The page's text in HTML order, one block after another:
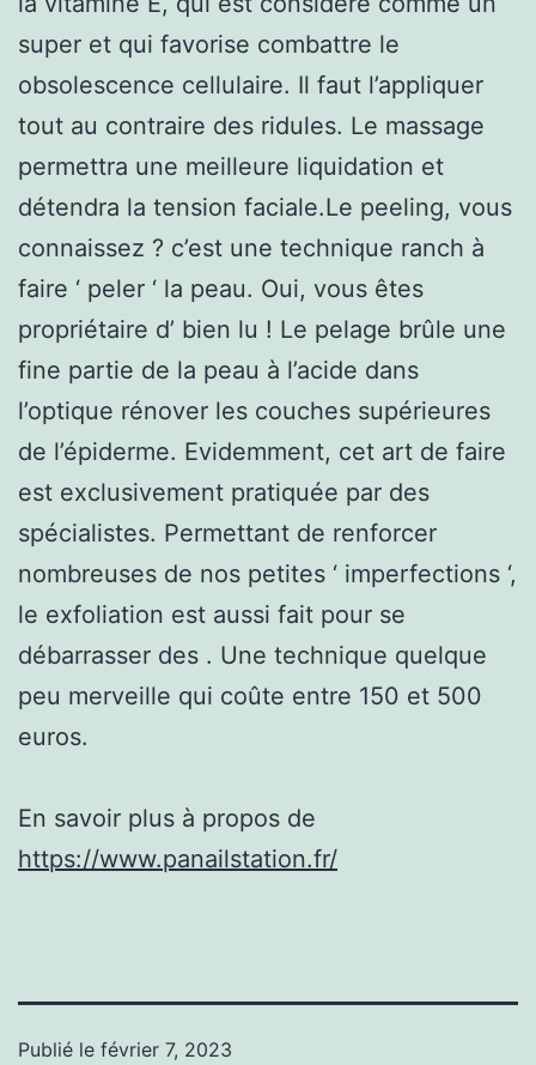
super et qui favorise combattre le
obsolescence cellulaire. Il faut l’appliquer
tout au contraire des ridules. Le massage
permettra une meilleure liquidation et
détendra la tension faciale.Le peeling, vous
connaissez ? c’est une technique ranch à
faire ‘ peler ‘ la peau. Oui, vous êtes
propriétaire d’ bien lu ! Le pelage brûle une
fine partie de la peau à l’acide dans
l’optique rénover les couches supérieures
de l’épiderme. Evidemment, cet art de faire
est exclusivement pratiquée par des
spécialistes. Permettant de renforcer
nombreuses de nos petites ‘ imperfections ‘,
le exfoliation est aussi fait pour se
débarrasser des . Une technique quelque
peu merveille qui coûte entre 150 et 500
euros.
En savoir plus à propos de
https://www.panailstation.fr/
Publié le février 7, 2023